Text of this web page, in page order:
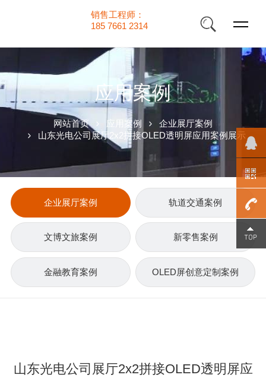
销售工程师：
185 7661 2314
应用案例
网站首页 应用案例
企业展厅案例
山东光电公司展厅2x2拼接OLED透明屏应用案例展示
企业展厅案例 轨道交通案例
文博文旅案例 新零售案例
金融教育案例 OLED屏创意定制案例
山东光电公司展厅2x2拼接OLED透明屏应
185
7661